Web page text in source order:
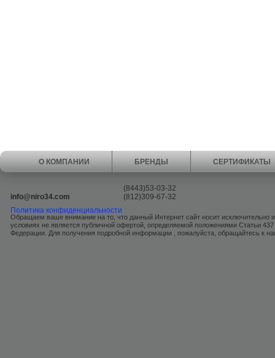
О КОМПАНИИ БРЕНДЫ СЕРТИФИКАТЫ
info@niro34.com
(8443)53-03-32
(812)309-67-32
Политика конфиденциальности
Обращаем ваше внимание на то, что данный Интернет сайт носит исключительно
условиях не является публичной офертой, определяемой положениями Статьи 437
Федерации. Для получения подробной информации , пожалуйста, обращайтесь к